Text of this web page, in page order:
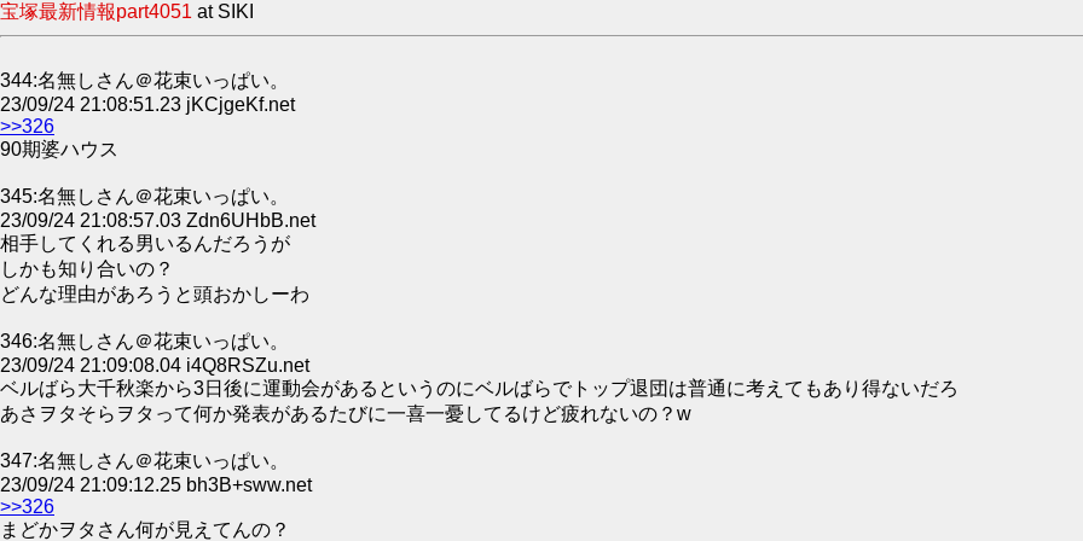
宝塚最新情報part4051 at SIKI
344:名無しさん＠花束いっぱい。
23/09/24 21:08:51.23 jKCjgeKf.net
>>326
90期婆ハウス
345:名無しさん＠花束いっぱい。
23/09/24 21:08:57.03 Zdn6UHbB.net
相手してくれる男いるんだろうが
しかも知り合いの？
どんな理由があろうと頭おかしーわ
346:名無しさん＠花束いっぱい。
23/09/24 21:09:08.04 i4Q8RSZu.net
ベルばら大千秋楽から3日後に運動会があるというのにベルばらでトップ退団は普通に考えてもあり得ないだろ
あさヲタそらヲタって何か発表があるたびに一喜一憂してるけど疲れないの？w
347:名無しさん＠花束いっぱい。
23/09/24 21:09:12.25 bh3B+sww.net
>>326
まどかヲタさん何が見えてんの？